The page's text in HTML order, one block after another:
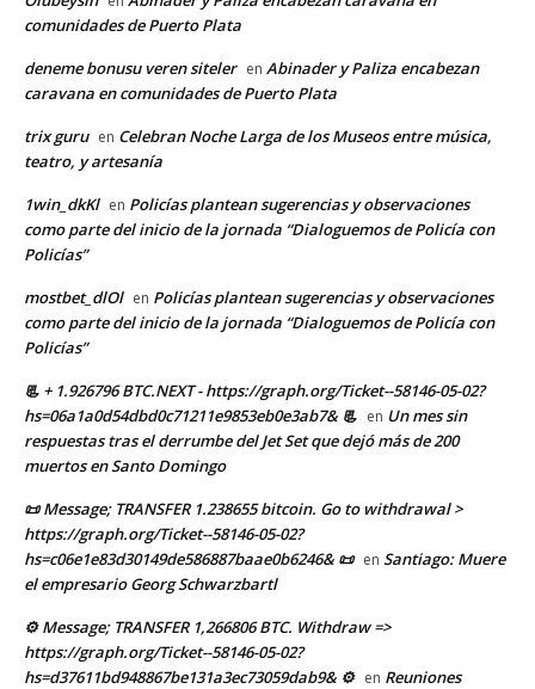
comunidades de Puerto Plata
deneme bonusu veren siteler en Abinader y Paliza encabezan
caravana en comunidades de Puerto Plata
trix guru en Celebran Noche Larga de los Museos entre música,
teatro, y artesanía
1win_dkKl en Policías plantean sugerencias y observaciones
como parte del inicio de la jornada “Dialoguemos de Policía con
Policías”
mostbet_dlOl en Policías plantean sugerencias y observaciones
como parte del inicio de la jornada “Dialoguemos de Policía con
Policías”
📃 + 1.926796 BTC.NEXT - https://graph.org/Ticket--58146-05-02?
hs=06a1a0d54dbd0c71211e9853eb0e3ab7& 📃 en Un mes sin
respuestas tras el derrumbe del Jet Set que dejó más de 200
muertos en Santo Domingo
📜 Message; TRANSFER 1.238655 bitcoin. Go to withdrawal >
https://graph.org/Ticket--58146-05-02?
hs=c06e1e83d30149de586887baae0b6246& 📜 en Santiago: Muere
el empresario Georg Schwarzbartl
⚙ Message; TRANSFER 1,266806 BTC. Withdraw =>
https://graph.org/Ticket--58146-05-02?
hs=d37611bd948867be131a3ec73059dab9& ⚙ en Reuniones